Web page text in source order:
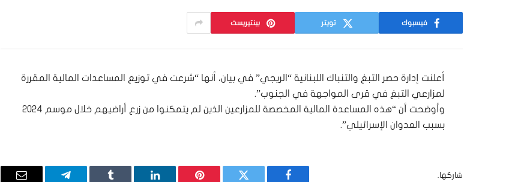
فيسبوك تويتر بينتيريست
أعلنت إدارة حصر التبغ والتنباك اللبنانية “الريجي” في بيان، أنها “شرعت في توزيع المساعدات المالية المقررة
لمزارعي التبغ في قرى المواجهة في الجنوب”.
وأوضحت أن “هذه المساعدة المالية المخصصة للمزارعين الذين لم يتمكنوا من زرع أراضيهم خلال موسم 2024
بسبب العدوان الإسرائيلي”.
شاركها.